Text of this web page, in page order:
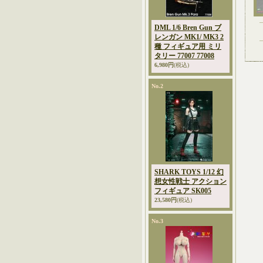
DML 1/6 Bren Gun ブ
レンガン MK1/ MK3 2
種 フィギュア用 ミリ
タリー 77007 77008
6,980円(税込)
No.2
SHARK TOYS 1/12 幻
想女性戦士 アクション
フィギュア SK005
23,580円(税込)
No.3